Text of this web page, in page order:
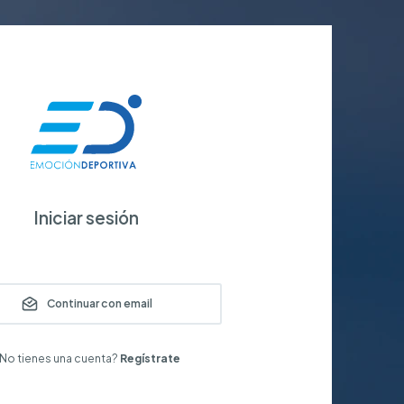
Iniciar sesión
Continuar con email
tienes una cuenta? Regístrate